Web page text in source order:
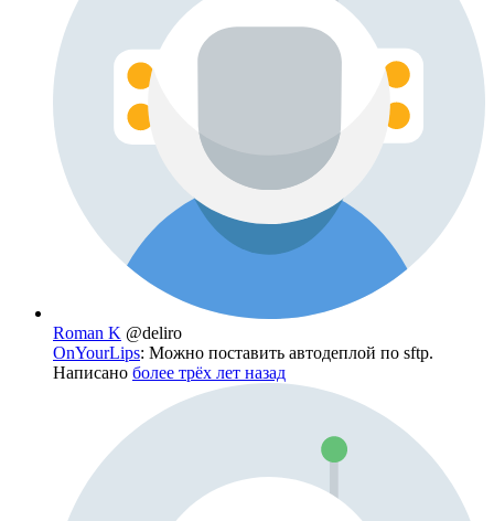
Roman K @deliro
OnYourLips: Можно поставить автодеплой по sftp.
Написано более трёх лет назад